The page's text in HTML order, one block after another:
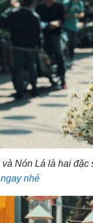
Nón Lá là hai
ngay nhé